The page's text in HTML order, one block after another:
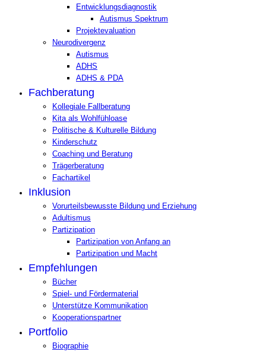
Entwicklungsdiagnostik
Autismus Spektrum
Projektevaluation
Neurodivergenz
Autismus
ADHS
ADHS & PDA
Fachberatung
Kollegiale Fallberatung
Kita als Wohlfühloase
Politische & Kulturelle Bildung
Kinderschutz
Coaching und Beratung
Trägerberatung
Fachartikel
Inklusion
Vorurteilsbewusste Bildung und Erziehung
Adultismus
Partizipation
Partizipation von Anfang an
Partizipation und Macht
Empfehlungen
Bücher
Spiel- und Fördermaterial
Unterstütze Kommunikation
Kooperationspartner
Portfolio
Biographie